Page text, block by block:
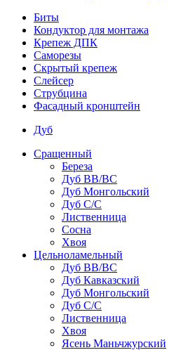
Биты
Кондуктор для монтажа
Крепеж ДПК
Саморезы
Скрытый крепеж
Слейсер
Струбцина
Фасадный кронштейн
Дуб
Сращенный
Береза
Дуб ВВ/ВС
Дуб Монгольский
Дуб С/С
Лиственница
Сосна
Хвоя
Цельноламельный
Дуб ВВ/ВС
Дуб Кавказский
Дуб Монгольский
Дуб С/С
Лиственница
Хвоя
Ясень Маньчжурский